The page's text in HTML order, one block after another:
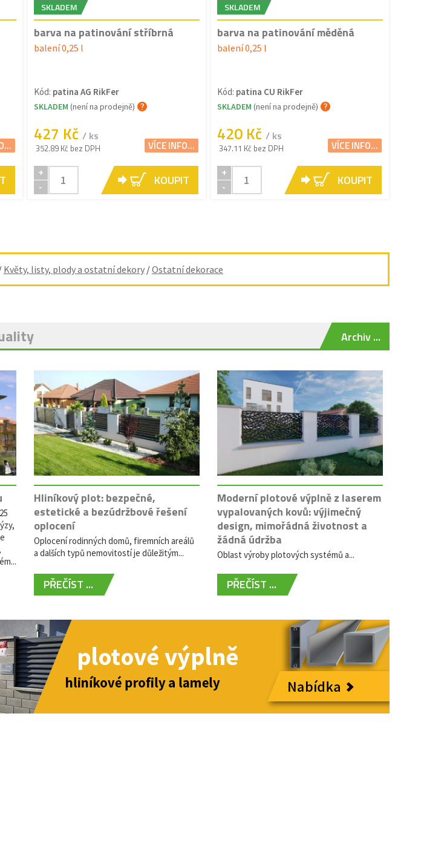
SKLADEM
barva na patinování stříbrná
balení 0,25 l
Kód: patina AG RikFer
SKLADEM (není na prodejně)
427 Kč / ks
352.89 Kč bez DPH VÍCE INFO...
+
-
KOUPIT
SKLADEM
barva na patinování měděná
balení 0,25 l
Kód: patina CU RikFer
SKLADEM (není na prodejně)
420 Kč / ks
347.11 Kč bez DPH VÍCE INFO...
+
-
KOUPIT
Květy, listy, plody a ostatní dekory/Ostatní dekorace
Hliníkový plot: bezpečné,
estetické a bezúdržbové řešení
oplocení
Oplocení rodinných domů, firemních areálů
a dalších typů nemovitostí je důležitým...
PŘEČÍST ...
Moderní plotové výplně z laserem
vypalovaných kovů: výjimečný
design, mimořádná životnost a
žádná údržba
Oblast výroby plotových systémů a...
PŘEČÍST ...
Archiv ...